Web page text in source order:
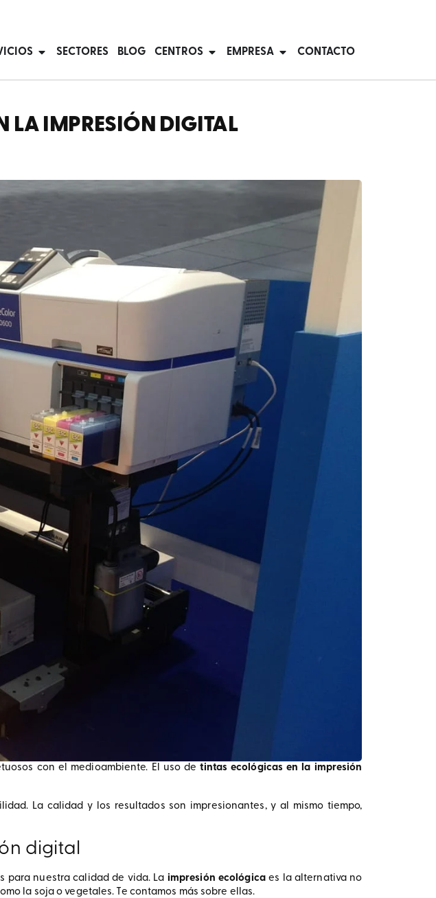
SECTORES BLOG CENTROS EMPRESA CONTACTO
LA IMPRESIÓN DIGITAL
con el medioambiente. El uso detintas ecológicas en la impresión
La calidad y los resultados son impresionantes, y al mismo tiempo,
digital
para nuestra calidad de vida. La impresión ecológicaes la alternativa no
la soja o vegetales. Te contamos más sobre ellas.